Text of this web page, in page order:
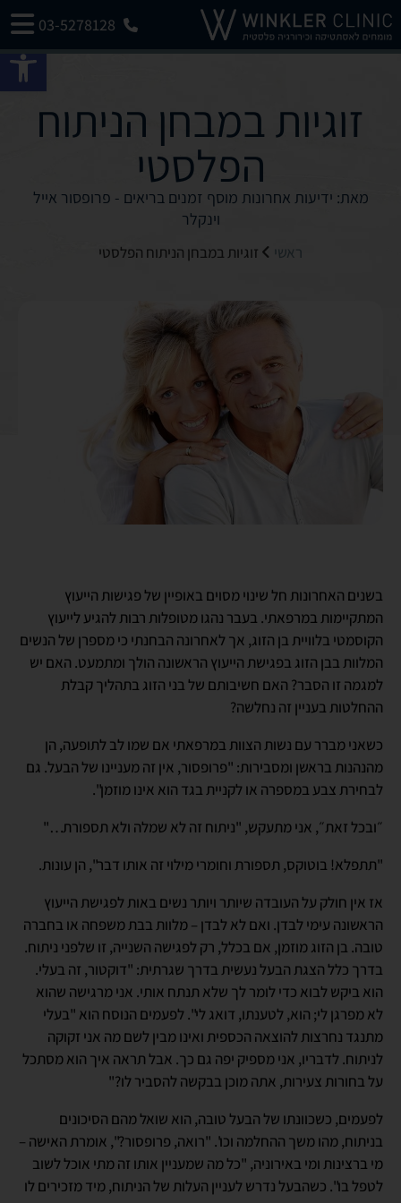
03-5278128
זוגיות במבחן הניתוח
הפלסטי
מאת: ידיעות אחרונות מוסף זמנים בריאים - פרופסור אייל
וינקלר
ראשי זוגיות במבחן הניתוח הפלסטי
בשנים האחרונות חל שינוי מסוים באופיין של פגישות הייעוץ
המתקיימות במרפאתי. בעבר נהגו מטופלות רבות להגיע לייעוץ
הקוסמטי בלוויית בן הזוג, אך לאחרונה הבחנתי כי מספרן של הנשים
המלוות בבן הזוג בפגישת הייעוץ הראשונה הולך ומתמעט. האם יש
למגמה זו הסבר? האם חשיבותם של בני הזוג בתהליך קבלת
ההחלטות בעניין זה נחלשה?
כשאני מברר עם נשות הצוות במרפאתי אם שמו לב לתופעה, הן
מהנהנות בראשן ומסבירות: "פרופסור, אין זה מעניינו של הבעל. גם
לבחירת צבע במספרה או לקניית בגד הוא אינו מוזמן".
״ובכל זאת״, אני מתעקש, "ניתוח זה לא שמלה ולא תספורת…"
"תתפלא! בוטוקס, תספורת וחומרי מילוי זה אותו דבר", הן עונות.
אז אין חולק על העובדה שיותר ויותר נשים באות לפגישת הייעוץ
הראשונה עימי לבדן. ואם לא לבדן – מלוות בבת משפחה או בחברה
טובה. בן הזוג מוזמן, אם בכלל, רק לפגישה השנייה, זו שלפני ניתוח.
בדרך כלל הצגת הבעל נעשית בדרך שגרתית: "דוקטור, זה בעלי.
הוא ביקש לבוא כדי לומר לך שלא תנתח אותי. אני מרגישה שהוא
לא מפרגן לי; הוא, לטענתו, דואג לי". לפעמים הנוסח הוא "בעלי
מתנגד נחרצות להוצאה הכספית ואינו מבין לשם מה אני זקוקה
לניתוח. לדבריו, אני מספיק יפה גם כך. אבל תראה איך הוא מסתכל
על בחורות צעירות, אתה מוכן בבקשה להסביר לו?"
לפעמים, כשכוונתו של הבעל טובה, הוא שואל מהם הסיכונים
בניתוח, מהו משך ההחלמה וכו'. "רואה, פרופסור?", אומרת האישה –
מי ברצינות ומי באירוניה, "כל מה שמעניין אותו זה מתי אוכל לשוב
לטפל בו". כשהבעל נדרש לעניין העלות של הניתוח, מיד מזכירים לו